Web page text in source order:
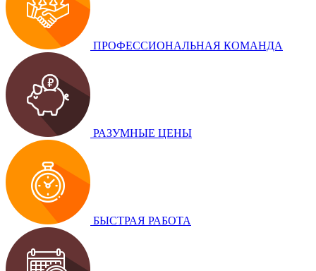
ПРОФЕССИОНАЛЬНАЯ КОМАНДА
РАЗУМНЫЕ ЦЕНЫ
БЫСТРАЯ РАБОТА